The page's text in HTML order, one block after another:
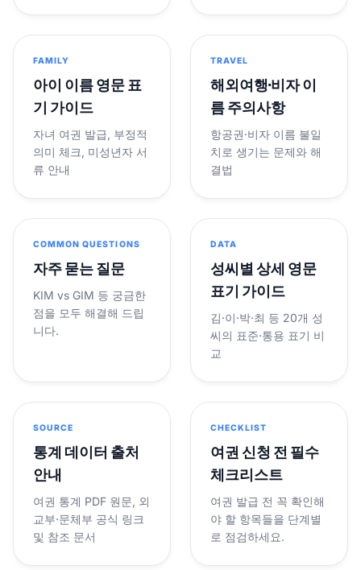
FAMILY
아이 이름 영문 표
기 가이드
자녀 여권 발급, 부정적
의미 체크, 미성년자 서
류 안내
TRAVEL
해외여행·비자 이
름 주의사항
항공권·비자 이름 불일
치로 생기는 문제와 해
결법
COMMON QUESTIONS
자주 묻는 질문
KIM vs GIM 등 궁금한
점을 모두 해결해 드립
니다.
DATA
성씨별 상세 영문
표기 가이드
김·이·박·최 등 20개 성
씨의 표준·통용 표기 비
교
SOURCE
통계 데이터 출처
안내
여권 통계 PDF 원문, 외
교부·문체부 공식 링크
및 참조 문서
CHECKLIST
여권 신청 전 필수
체크리스트
여권 발급 전 꼭 확인해
야 할 항목들을 단계별
로 점검하세요.